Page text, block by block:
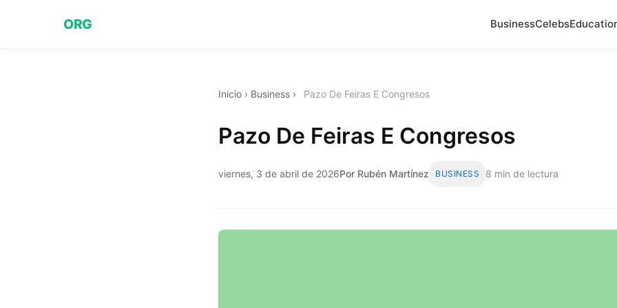
ORG BusinessCelebs
Inicio › Business › Pazo De Feiras E Congresos
Pazo De Feiras E Congresos
viernes, 3 de abril de 2026Por Rubén Martínez BUSINESS 8 min de lectura